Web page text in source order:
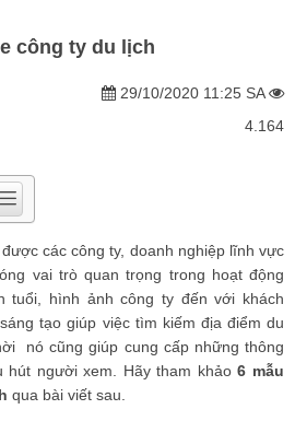
công ty du lịch
29/10/2020 11:25 SA
4.164
các công ty, doanh nghiệp lĩnh vực
vai trò quan trọng trong hoạt động
tuổi, hình ảnh công ty đến với khách
tạo giúp việc tìm kiếm địa điểm du
nó cũng giúp cung cấp những thông
hút người xem. Hãy tham khảo6 mẫu
qua bài viết sau.